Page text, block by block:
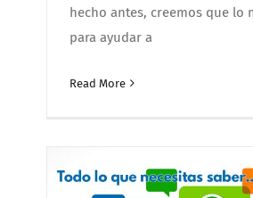
hecho antes, creemos que lo
para ayudar a
Read More